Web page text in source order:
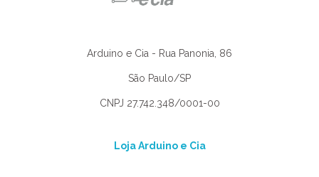
Arduino e Cia - Rua Panonia, 86
São Paulo/SP
CNPJ 27.742.348/0001-00
Loja Arduino e Cia